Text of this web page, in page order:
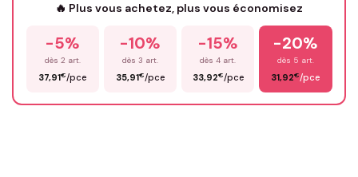
Prénom*
🔥 Plus vous achetez, plus vous économisez
-5%
dès 2 art.
37,91€/pce
-10%
dès 3 art.
35,91€/pce
-15%
dès 4 art.
33,92€/pce
-20%
dès 5 art.
31,92€/pce